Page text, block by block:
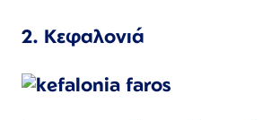
2. Κεφαλονιά